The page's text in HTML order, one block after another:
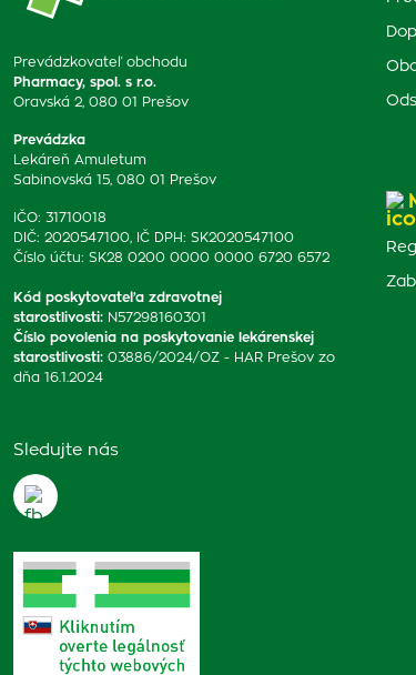
Prevádzkovateľ obchodu
Pharmacy, spol. s r.o.
Oravská 2, 080 01 Prešov
Prevádzka
Lekáreň Amuletum
Sabinovská 15, 080 01 Prešov
IČO: 31710018
DIČ: 2020547100, IČ DPH: SK2020547100
Číslo účtu: SK28 0200 0000 0000 6720 6572
Kód poskytovateľa zdravotnej
starostlivosti: N57298160301
Číslo povolenia na poskytovanie lekárenskej
starostlivosti: 03886/2024/OZ - HAR Prešov zo
dňa 16.1.2024
Sledujte nás